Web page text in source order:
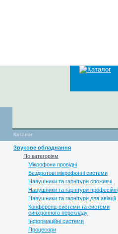
Каталог
Звукове обладнання
По категоріям
Мікрофони провідні
Бездротові мікрофонні системи
Навушники та гарнітури споживчі
Навушники та гарнітури професійні
Навушники та гарнітури для авіації
Конференц-системи та системи
синхронного перекладу
Інформаційні системи
Процесори